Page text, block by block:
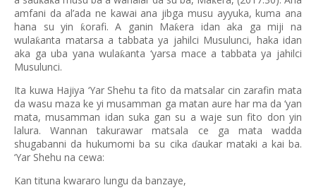
amfani da al’ada ne kawai ana jibga musu ayyuka, kuma ana
hana su yin ƙorafi. A ganin Maƙera idan aka ga miji na
wulaƙanta matarsa a tabbata ya jahilci Musulunci, haka idan
aka ga uba yana wulaƙanta ‘yarsa mace a tabbata ya jahilci
Musulunci.
Ita kuwa Hajiya ‘Yar Shehu ta fito da matsalar cin zarafin mata
da wasu maza ke yi musamman ga matan aure har ma da ‘yan
mata, musamman idan suka gan su a waje sun fito don yin
lalura. Wannan takurawar matsala ce ga mata wadda
shugabanni da hukumomi ba su cika ɗaukar mataki a kai ba.
‘Yar Shehu na cewa:
Kan tituna kwararo lungu da banzaye,